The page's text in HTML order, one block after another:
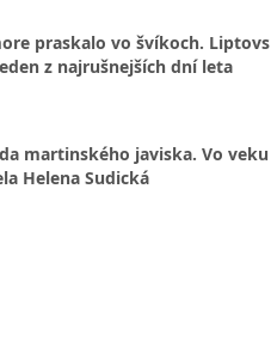
praskalo vo švíkoch.
z najrušnejších dní leta
martinského javiska. Vo veku
Helena Sudická